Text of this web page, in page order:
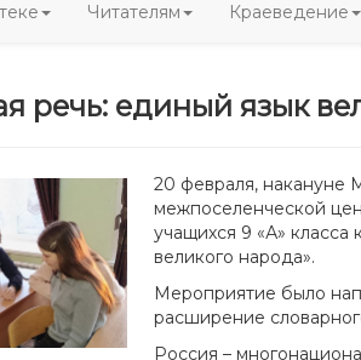
Читателям Краеведение
речь: единый язык
20 февраля, накануне
межпоселенческой
учащихся 9 «А» класса
великого народа».
Мероприятие было
расширение
Россия –